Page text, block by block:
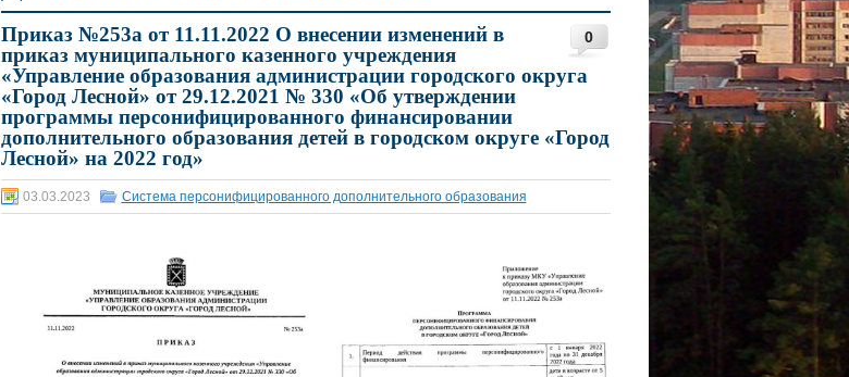
0
Приказ №253а от 11.11.2022 О внесении изменений в
приказ муниципального казенного учреждения
«Управление образования администрации городского округа
«Город Лесной» от 29.12.2021 № 330 «Об утверждении
программы персонифицированного финансировании
дополнительного образования детей в городском округе «Город
Лесной» на 2022 год»
03.03.2023 Система персонифицированного дополнительного образования